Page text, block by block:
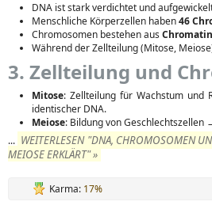
DNA ist stark verdichtet und
Menschliche Körperzellen haben46
Chromosomen bestehen aus Chromatin
Während der Zellteilung (Mitose,
3. Zellteilung und
Mitose: Zellteilung für Wachstum und
identischer DNA.
Meiose: Bildung von Geschlechtszellen
... WEITERLESEN "DNA, CHROMOSOMEN
MEIOSE ERKLÄRT" »
Karma: 17%